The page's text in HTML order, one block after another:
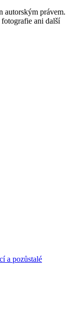
autorským právem.
ani další
a pozůstalé